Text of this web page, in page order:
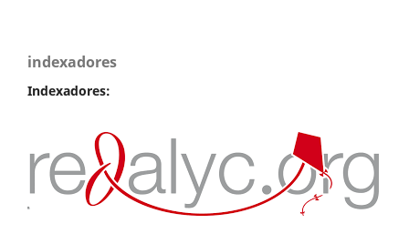
indexadores
Indexadores: